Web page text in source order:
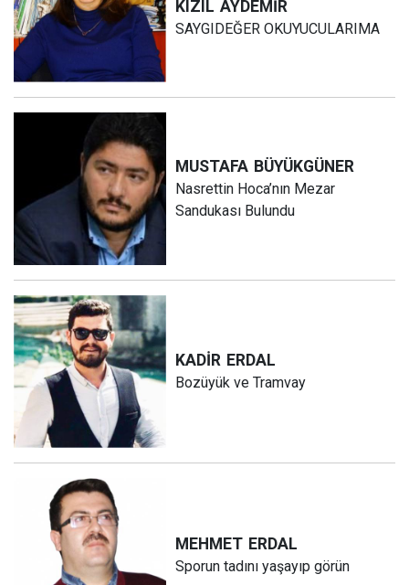
KIZIL AYDEMİR
SAYGIDEĞER OKUYUCULARIMA
MUSTAFA BÜYÜKGÜNER
Nasrettin Hoca’nın Mezar
Sandukası Bulundu
KADİR ERDAL
Bozüyük ve Tramvay
MEHMET ERDAL
Sporun tadını yaşayıp görün